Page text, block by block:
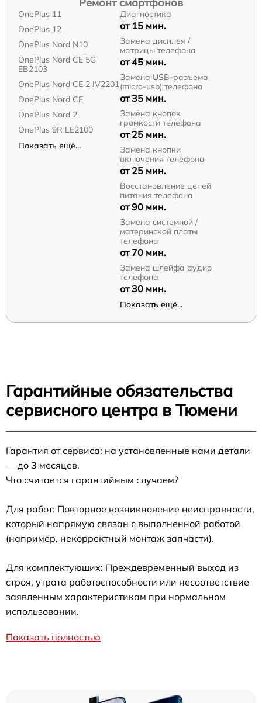
Ремонт смартфонов
OnePlus 11
OnePlus 12
OnePlus Nord N10
OnePlus Nord CE 5G
EB2103
OnePlus Nord CE 2 IV2201
OnePlus Nord CE
OnePlus Nord 2
OnePlus 9R LE2100
Показать ещё...
Диагностика
от 15 мин.
Замена дисплея /
матрицы телефона
от 45 мин.
Замена USB-разъема
(micro-usb) телефона
от 35 мин.
Замена кнопок
громкости телефона
от 25 мин.
Замена кнопки
включения телефона
от 25 мин.
Восстановление цепей
питания телефона
от 90 мин.
Замена системной /
материнской платы
телефона
от 70 мин.
Замена шлейфа аудио
телефона
от 30 мин.
Показать ещё...
Гарантийные обязательства
сервисного центра в Тюмени
Гарантия от сервиса: на установленные нами детали
— до 3 месяцев.
Что считается гарантийным случаем?
Для работ: Повторное возникновение неисправности,
который напрямую связан с выполненной работой
(например, некорректный монтаж запчасти).
Для комплектующих: Преждевременный выход из
строя, утрата работоспособности или несоответствие
заявленным характеристикам при нормальном
использовании.
Показать полностью